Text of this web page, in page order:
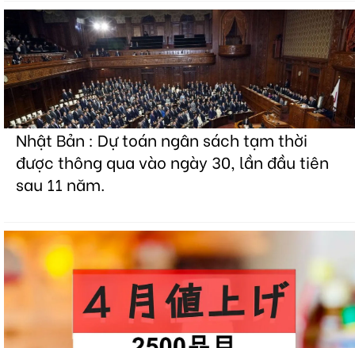
Nhật Bản : Dự toán ngân sách tạm thời
được thông qua vào ngày 30, lần đầu tiên
sau 11 năm.